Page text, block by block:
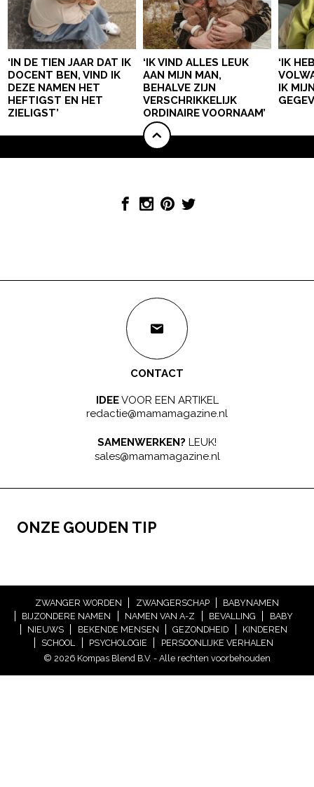
‘IN DE TIEN JAAR DAT IK
DOCENT BEN, VIND IK
DEZE NAMEN HET
HEFTIGST EN HET
ZIELIGST’
‘IK VIND ALLES LEUK
AAN MIJN MAN,
BEHALVE ZIJN
VERSCHRIKKELIJK
ORDINAIRE VOORNAAM’
‘IK
IK
CONTACT
IDEEVOOR EEN ARTIKEL
redactie@mamamagazine.nl
SAMENWERKEN? LEUK!
sales@mamamagazine.nl
ONZE GOUDEN TIP
ZWANGER WORDEN ZWANGERSCHAP
BABYNAMEN
BIJZONDERE NAMEN
NAMEN VAN A-Z BEVALLING
BABY
NIEUWS
BEKENDE MENSEN GEZONDHEID
KINDEREN
SCHOOL
PSYCHOLOGIE
PERSOONLIJKE VERHALEN
© 2026 Kompas Blend B.V. - Alle rechten voorbehouden